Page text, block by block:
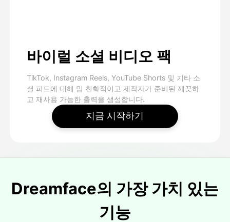
바이럴 소셜 비디오 팩
TikTok, Instagram Reels, YouTube Shorts 및 기타 소
셜 피드에 대해 밈 친화적이고 제작자가 준비된 깨끗하
고 재사용 가능한 출력을 생성합니다.
지금 시작하기
Dreamface의 가장 가치 있는
기능